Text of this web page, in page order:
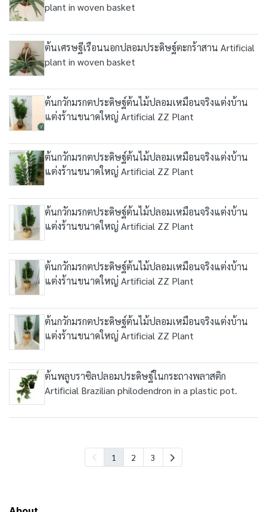
plant in woven basket
ต้นเศรษฐีเรือนนอกปลอมประดิษฐ์ตะกร้าสาน Artificial
plant in woven basket
ต้นกวักมรกตประดิษฐ์ต้นไม้ปลอมเหมือนจริงแต่งบ้าน
แต่งร้านขนาดใหญ่ Artificial ZZ Plant
ต้นกวักมรกตประดิษฐ์ต้นไม้ปลอมเหมือนจริงแต่งบ้าน
แต่งร้านขนาดใหญ่ Artificial ZZ Plant
ต้นกวักมรกตประดิษฐ์ต้นไม้ปลอมเหมือนจริงแต่งบ้าน
แต่งร้านขนาดใหญ่ Artificial ZZ Plant
ต้นกวักมรกตประดิษฐ์ต้นไม้ปลอมเหมือนจริงแต่งบ้าน
แต่งร้านขนาดใหญ่ Artificial ZZ Plant
ต้นกวักมรกตประดิษฐ์ต้นไม้ปลอมเหมือนจริงแต่งบ้าน
แต่งร้านขนาดใหญ่ Artificial ZZ Plant
ต้นพลูบราซิลปลอมประดิษฐ์ในกระถางพลาสติก
Artificial Brazilian philodendron in a plastic pot.
1 2 3